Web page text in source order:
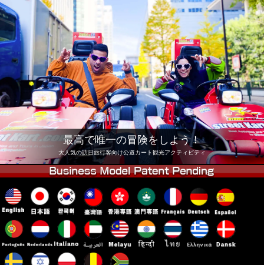
概要 価格
アクセス FAQ
会社 予約
他店舗
東京 品川 東京 秋葉原 #1
東京 秋葉原 #2 東京 渋谷
東京 渋谷アネックス 東京ベイ
東京 浅草 大阪
沖縄
最高で唯一の冒険をしよう！
大人気の訪日旅行客向け公道カート観光アクティビティ